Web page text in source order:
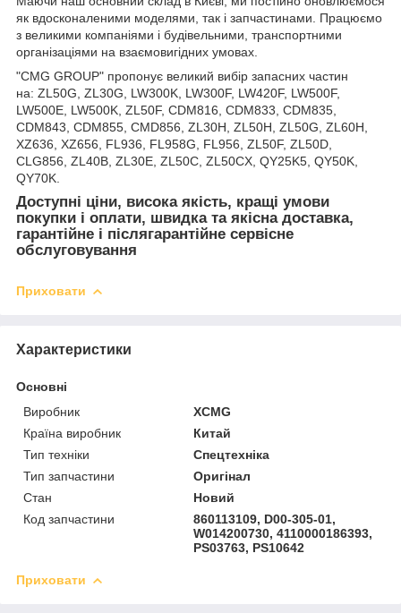
як вдосконаленими моделями, так і запчастинами. Працюємо
з великими компаніями і будівельними, транспортними
організаціями на взаємовигідних умовах.
"CMG GROUP" пропонує великий вибір запасних частин
на: ZL50G, ZL30G, LW300K, LW300F, LW420F, LW500F,
LW500E, LW500K, ZL50F, CDM816, CDM833, CDM835,
CDM843, CDM855, CMD856, ZL30H, ZL50H, ZL50G, ZL60H,
XZ636, XZ656, FL936, FL958G, FL956, ZL50F, ZL50D,
CLG856, ZL40B, ZL30E, ZL50C, ZL50CX, QY25K5, QY50K,
QY70K.
Доступні ціни, висока якість, кращі умови
покупки і оплати, швидка та якісна доставка,
гарантійне і післягарантійне сервісне
обслуговування
Приховати
Характеристики
Основні
Виробник
XCMG
Країна виробник
Китай
Тип техніки
Спецтехніка
Тип запчастини
Оригінал
Стан
Новий
Код запчастини
860113109, D00-305-01,
W014200730, 4110000186393,
PS03763, PS10642
Приховати